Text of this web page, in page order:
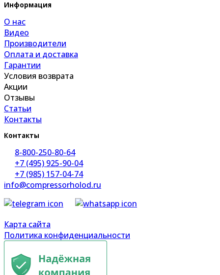
Информация
О нас
Видео
Производители
Оплата и доставка
Гарантии
Условия возврата
Акции
Отзывы
Статьи
Контакты
Контакты
8-800-250-80-64
+7 (495) 925-90-04
+7 (985) 157-04-74
info@compressorholod.ru
Карта сайта
Политика конфиденциальности